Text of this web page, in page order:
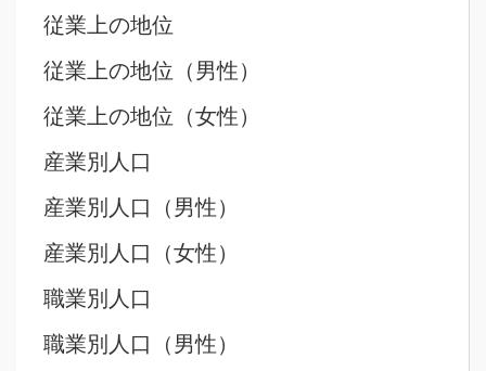
従業上の地位
従業上の地位（男性）
従業上の地位（女性）
産業別人口
産業別人口（男性）
産業別人口（女性）
職業別人口
職業別人口（男性）